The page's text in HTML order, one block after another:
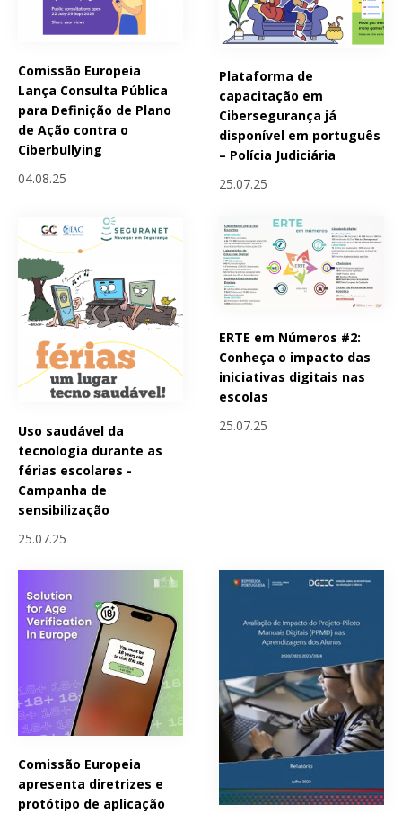
Comissão Europeia
Lança Consulta Pública
para Definição de Plano
de Ação contra o
Ciberbullying
04.08.25
Plataforma de
capacitação em
Cibersegurança já
disponível em português
– Polícia Judiciária
25.07.25
Uso saudável da
tecnologia durante as
férias escolares -
Campanha de
sensibilização
25.07.25
ERTE em Números #2:
Conheça o impacto das
iniciativas digitais nas
escolas
25.07.25
Comissão Europeia
apresenta diretrizes e
protótipo de aplicação